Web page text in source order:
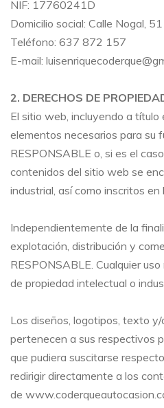
NIF: 17760241D
Domicilio social: Calle Nogal,
Teléfono: 637 872 157
E-mail:
2. DERECHOS DE
El sitio web, incluyendo a
elementos necesarios para su
RESPONSABLE o, si es el
contenidos del sitio web se
industrial, así como inscritos
Independientemente de la
explotación, distribución y
RESPONSABLE. Cualquier
de propiedad intelectual o
Los diseños, logotipos, texto
pertenecen a sus respectivos
que pudiera suscitarse
redirigir directamente a los
de